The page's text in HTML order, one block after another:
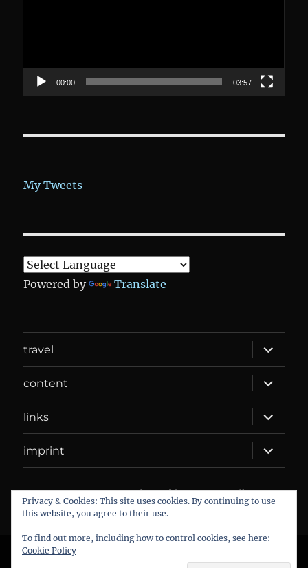
00:00 03:57
My Tweets
Powered by Translate
travel
expand
child
menu
content
expand
child
menu
links
expand
child
menu
imprint
expand
child
menu
DANIEL WEBER Datenschutzerklärung
Proudly
powered by WordPress
Privacy & Cookies: This site uses cookies. By continuing to use
this website, you agree to their use.
To find out more, including how to control cookies, see here:
Cookie Policy